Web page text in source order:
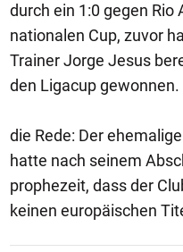
durch ein 1:0 gegen Rio
nationalen Cup, zuvor
Trainer Jorge Jesus
den Ligacup gewonnen.
die Rede: Der
hatte nach seinem
prophezeit, dass der
keinen europäischen